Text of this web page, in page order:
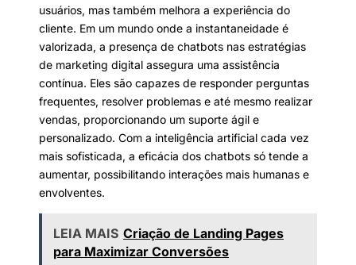
usuários, mas também melhora a experiência do
cliente. Em um mundo onde a instantaneidade é
valorizada, a presença de chatbots nas estratégias
de marketing digital assegura uma assistência
contínua. Eles são capazes de responder perguntas
frequentes, resolver problemas e até mesmo realizar
vendas, proporcionando um suporte ágil e
personalizado. Com a inteligência artificial cada vez
mais sofisticada, a eficácia dos chatbots só tende a
aumentar, possibilitando interações mais humanas e
envolventes.
LEIA MAIS Criação de Landing Pages
para Maximizar Conversões